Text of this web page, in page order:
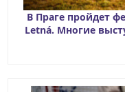
В Праге пройдет
Letná. Многие